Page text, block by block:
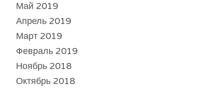
Май 2019
Апрель 2019
Март 2019
Февраль 2019
Ноябрь 2018
Октябрь 2018